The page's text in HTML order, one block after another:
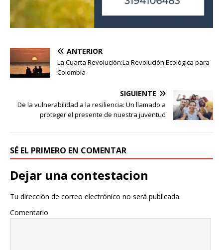
ANTERIOR
La Cuarta Revolución:La Revolución Ecológica para
Colombia
SIGUIENTE
De la vulnerabilidad a la resiliencia: Un llamado a
proteger el presente de nuestra juventud
SÉ EL PRIMERO EN COMENTAR
Dejar una contestacion
Tu dirección de correo electrónico no será publicada.
Comentario
Donación